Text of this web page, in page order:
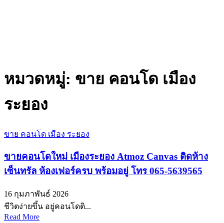
หมวดหมู่: ขาย คอนโด เมือง
ระยอง
ขาย คอนโด เมือง ระยอง
ขายคอนโดใหม่ เมืองระยอง Atmoz Canvas ติดห้าง
เซ็นทรัล ห้องเฟอร์ครบ พร้อมอยู่ โทร 065-5639565
16 กุมภาพันธ์ 2026
ชีวิตง่ายขึ้น อยู่คอนโดติ...
Read More